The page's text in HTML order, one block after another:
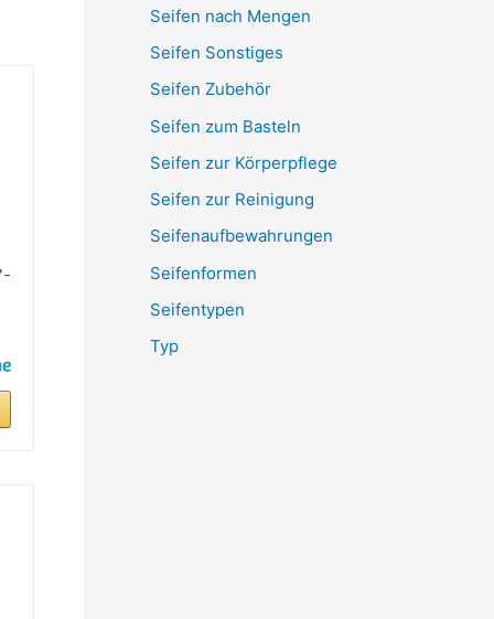
Seifen nach Mengen
Seifen Sonstiges
Seifen Zubehör
Seifen zum Basteln
Seifen zur Körperpflege
Seifen zur Reinigung
Seifenaufbewahrungen
Seifenformen
Seifentypen
Typ